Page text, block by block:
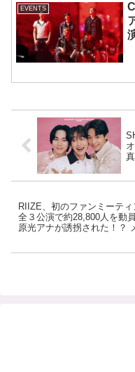
EVENTS
RIIZE、初のファンミーティ
全３公演で約28,800人を動
原光アナが誘拐された！？